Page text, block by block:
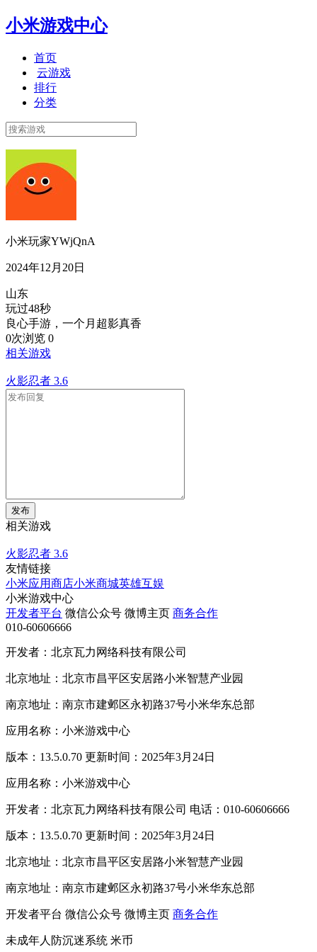
小米游戏中心
首页
云游戏
排行
分类
小米玩家YWjQnA
2024年12月20日
山东
玩过48秒
良心手游，一个月超影真香
0次浏览 0
相关游戏
火影忍者 3.6
发布
相关游戏
火影忍者 3.6
友情链接
小米应用商店小米商城英雄互娱
小米游戏中心
开发者平台 微信公众号 微博主页 商务合作
010-60606666
开发者：北京瓦力网络科技有限公司
北京地址：北京市昌平区安居路小米智慧产业园
南京地址：南京市建邺区永初路37号小米华东总部
应用名称：小米游戏中心
版本：13.5.0.70 更新时间：2025年3月24日
应用名称：小米游戏中心
开发者：北京瓦力网络科技有限公司 电话：010-60606666
版本：13.5.0.70 更新时间：2025年3月24日
北京地址：北京市昌平区安居路小米智慧产业园
南京地址：南京市建邺区永初路37号小米华东总部
开发者平台 微信公众号 微博主页 商务合作
未成年人防沉迷系统 米币